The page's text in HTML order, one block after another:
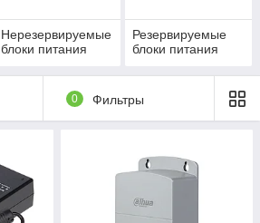
Нерезервируемые
блоки питания
Резервируемые
блоки питания
0 Фильтры